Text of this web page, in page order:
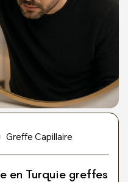
Greffe Capillaire
en Turquie greffes